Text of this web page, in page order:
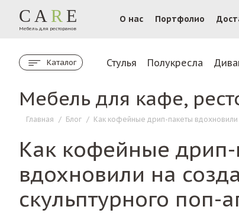
CA R E
Мебель для ресторанов
О нас Портфолио
Каталог Стулья Полукресла
Мебель для кафе,
Главная / Блог / Как кофейные дрип-пакеты вдохновили
Как кофейные дрип-
вдохновили на
скульптурного поп-